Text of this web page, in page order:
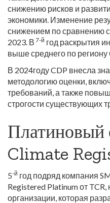
снижению рисков и
экономики. Изменение
снижением по сравнению
2023. В 7-й год раскрытия
выше среднего по региону
В 2024году CDP внесла
методологию оценки,
требований, а также
строгости существующих
Платиновый
Climate
5-й год подряд компания
Registered Platinum от
организации, которая